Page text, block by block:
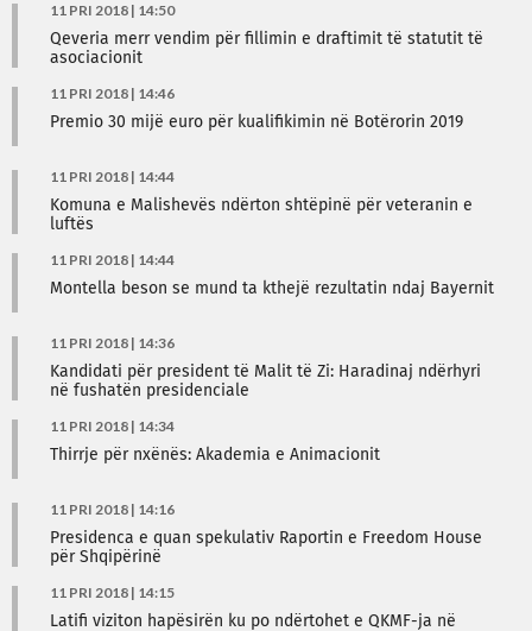
11 PRI 2018 | 14:50
Qeveria merr vendim për fillimin e draftimit të statutit të
asociacionit
11 PRI 2018 | 14:46
Premio 30 mijë euro për kualifikimin në Botërorin 2019
11 PRI 2018 | 14:44
Komuna e Malishevës ndërton shtëpinë për veteranin e
luftës
11 PRI 2018 | 14:44
Montella beson se mund ta kthejë rezultatin ndaj Bayernit
11 PRI 2018 | 14:36
Kandidati për president të Malit të Zi: Haradinaj ndërhyri
në fushatën presidenciale
11 PRI 2018 | 14:34
Thirrje për nxënës: Akademia e Animacionit
11 PRI 2018 | 14:16
Presidenca e quan spekulativ Raportin e Freedom House
për Shqipërinë
11 PRI 2018 | 14:15
Latifi viziton hapësirën ku po ndërtohet e QKMF-ja në